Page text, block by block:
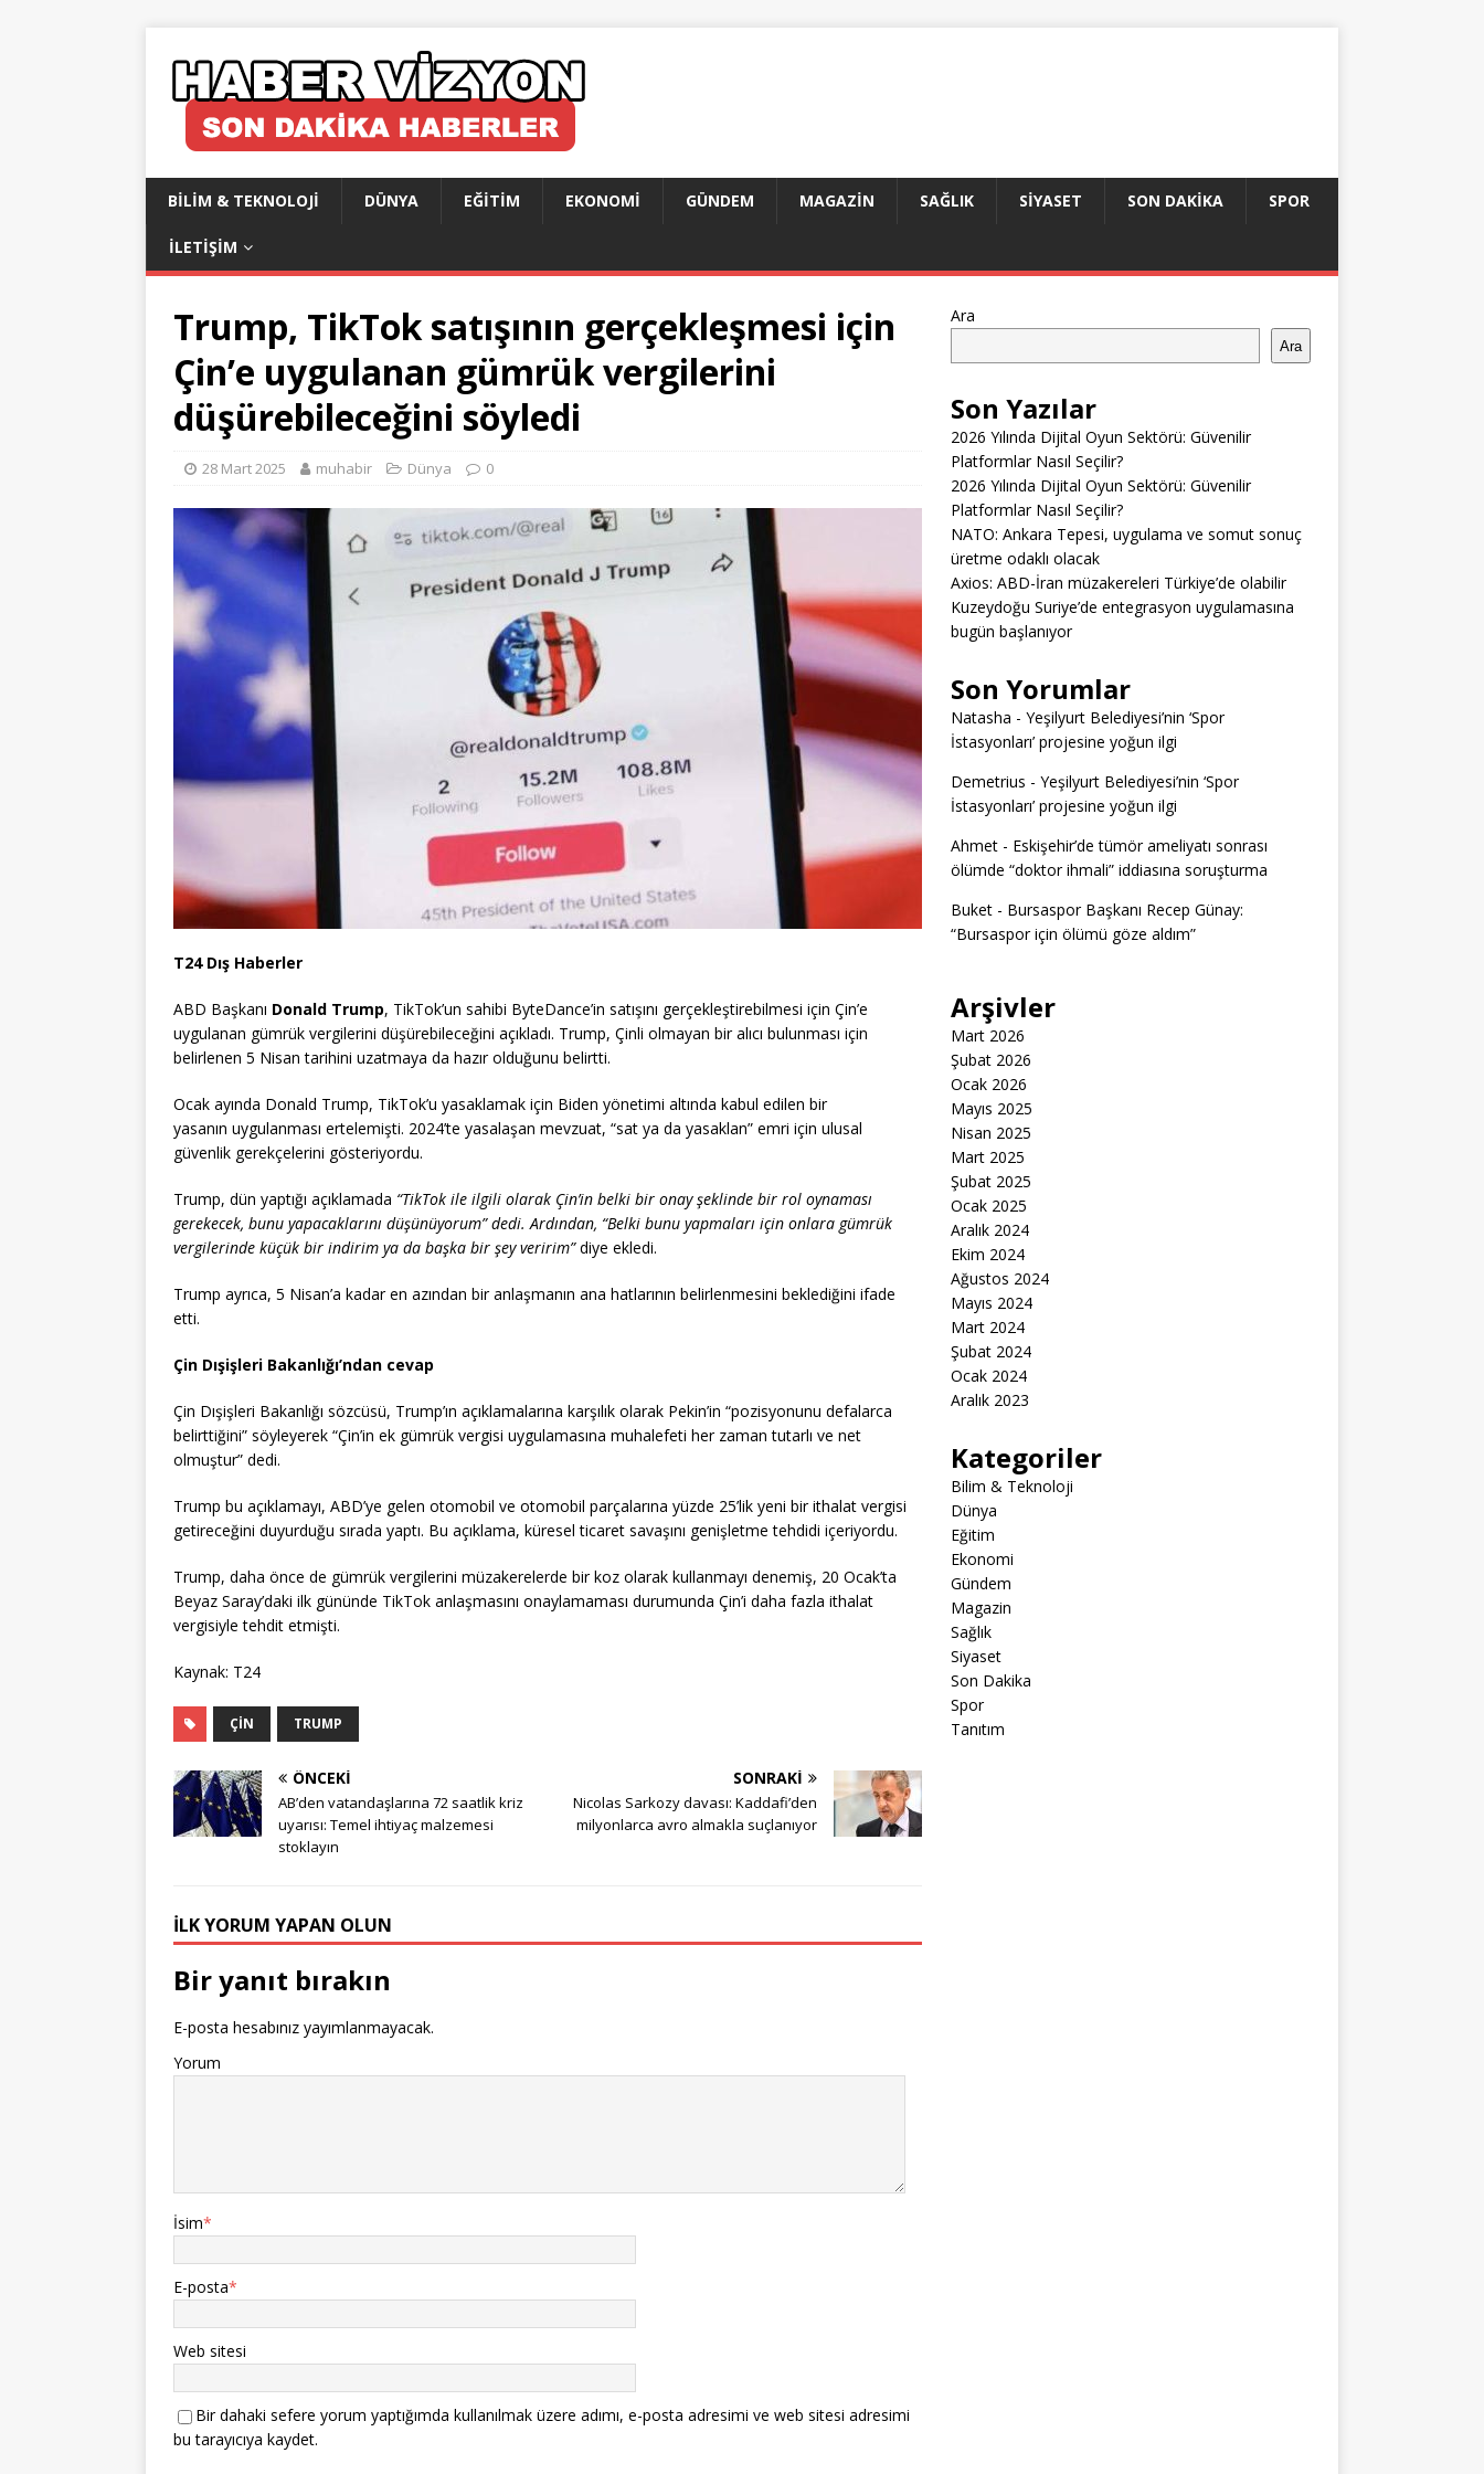
BILIM & TEKNOLOJI DÜNYA EĞITIM EKONOMI GÜNDEM MAGAZIN SAĞLIK SIYASET SON DAKIKA SPOR
İLETIŞIM
Trump, TikTok satışının gerçekleşmesi için
Çin’e uygulanan gümrük vergilerini
düşürebileceğini söyledi
28 Mart 2025 muhabir Dünya 0
T24 Dış Haberler
ABD Başkanı Donald Trump, TikTok’un sahibi ByteDance’in satışını gerçekleştirebilmesi için Çin’e
uygulanan gümrük vergilerini düşürebileceğini açıkladı. Trump, Çinli olmayan bir alıcı bulunması için
belirlenen 5 Nisan tarihini uzatmaya da hazır olduğunu belirtti.
Ocak ayında Donald Trump, TikTok’u yasaklamak için Biden yönetimi altında kabul edilen bir
yasanın uygulanması ertelemişti. 2024’te yasalaşan mevzuat, “sat ya da yasaklan” emri için ulusal
güvenlik gerekçelerini gösteriyordu.
Trump, dün yaptığı açıklamada “TikTok ile ilgili olarak Çin’in belki bir onay şeklinde bir rol oynaması
gerekecek, bunu yapacaklarını düşünüyorum” dedi. Ardından, “Belki bunu yapmaları için onlara gümrük
vergilerinde küçük bir indirim ya da başka bir şey veririm”diye ekledi.
Trump ayrıca, 5 Nisan’a kadar en azından bir anlaşmanın ana hatlarının belirlenmesini beklediğini ifade
etti.
Çin Dışişleri Bakanlığı’ndan cevap
Çin Dışişleri Bakanlığı sözcüsü, Trump’ın açıklamalarına karşılık olarak Pekin’in “pozisyonunu defalarca
belirttiğini” söyleyerek “Çin’in ek gümrük vergisi uygulamasına muhalefeti her zaman tutarlı ve net
olmuştur” dedi.
Trump bu açıklamayı, ABD’ye gelen otomobil ve otomobil parçalarına yüzde 25’lik yeni bir ithalat vergisi
getireceğini duyurduğu sırada yaptı. Bu açıklama, küresel ticaret savaşını genişletme tehdidi içeriyordu.
Trump, daha önce de gümrük vergilerini müzakerelerde bir koz olarak kullanmayı denemiş, 20 Ocak’ta
Beyaz Saray’daki ilk gününde TikTok anlaşmasını onaylamaması durumunda Çin’i daha fazla ithalat
vergisiyle tehdit etmişti.
Kaynak: T24
ÇIN TRUMP
ÖNCEKI
AB’den vatandaşlarına 72 saatlik kriz
uyarısı: Temel ihtiyaç malzemesi
stoklayın
SONRAKI
Nicolas Sarkozy davası: Kaddafi’den
milyonlarca avro almakla suçlanıyor
İLK YORUM YAPAN OLUN
Bir yanıt bırakın
E-posta hesabınız yayımlanmayacak.
Yorum
İsim*
E-posta*
Web sitesi
Bir dahaki sefere yorum yaptığımda kullanılmak üzere adımı, e-posta adresimi ve web sitesi adresimi
bu tarayıcıya kaydet.
Ara
Ara
Son Yazılar
2026 Yılında Dijital Oyun Sektörü: Güvenilir
Platformlar Nasıl Seçilir?
2026 Yılında Dijital Oyun Sektörü: Güvenilir
Platformlar Nasıl Seçilir?
NATO: Ankara Tepesi, uygulama ve somut sonuç
üretme odaklı olacak
Axios: ABD-İran müzakereleri Türkiye’de olabilir
Kuzeydoğu Suriye’de entegrasyon uygulamasına
bugün başlanıyor
Son Yorumlar
Natasha - Yeşilyurt Belediyesi’nin ‘Spor
İstasyonları’ projesine yoğun ilgi
Demetrius - Yeşilyurt Belediyesi’nin ‘Spor
İstasyonları’ projesine yoğun ilgi
Ahmet- Eskişehir’de tümör ameliyatı sonrası
ölümde “doktor ihmali” iddiasına soruşturma
Buket- Bursaspor Başkanı Recep Günay:
“Bursaspor için ölümü göze aldım”
Arşivler
Mart 2026
Şubat 2026
Ocak 2026
Mayıs 2025
Nisan 2025
Mart 2025
Şubat 2025
Ocak 2025
Aralık 2024
Ekim 2024
Ağustos 2024
Mayıs 2024
Mart 2024
Şubat 2024
Ocak 2024
Aralık 2023
Kategoriler
Bilim & Teknoloji
Dünya
Eğitim
Ekonomi
Gündem
Magazin
Sağlık
Siyaset
Son Dakika
Spor
Tanıtım